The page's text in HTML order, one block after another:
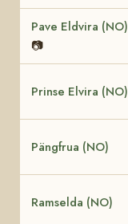
Pave Eldvira (NO)
📷
Prinse Elvira (NO)
Pängfrua (NO)
Ramselda (NO)